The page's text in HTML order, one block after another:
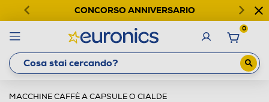
CONCORSO ANNIVERSARIO
0
MACCHINE CAFFÈ A CAPSULE O CIALDE